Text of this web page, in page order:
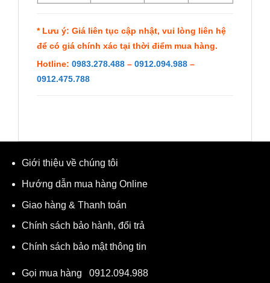
* Lưu ý: Giá liên tục cập nhật, vui lòng liên hệ
để có giá chính xác tại thời điểm mua hàng.
Hotline: 0983.278.488 – 0912.094.988 –
0912.475.788
Giới thiệu về chúng tôi
Hướng dẫn mua hàng Online
Giao hàng & Thanh toán
Chính sách bảo hành, đổi trả
Chính sách bảo mật thông tin
Gọi mua hàng 0912.094.988